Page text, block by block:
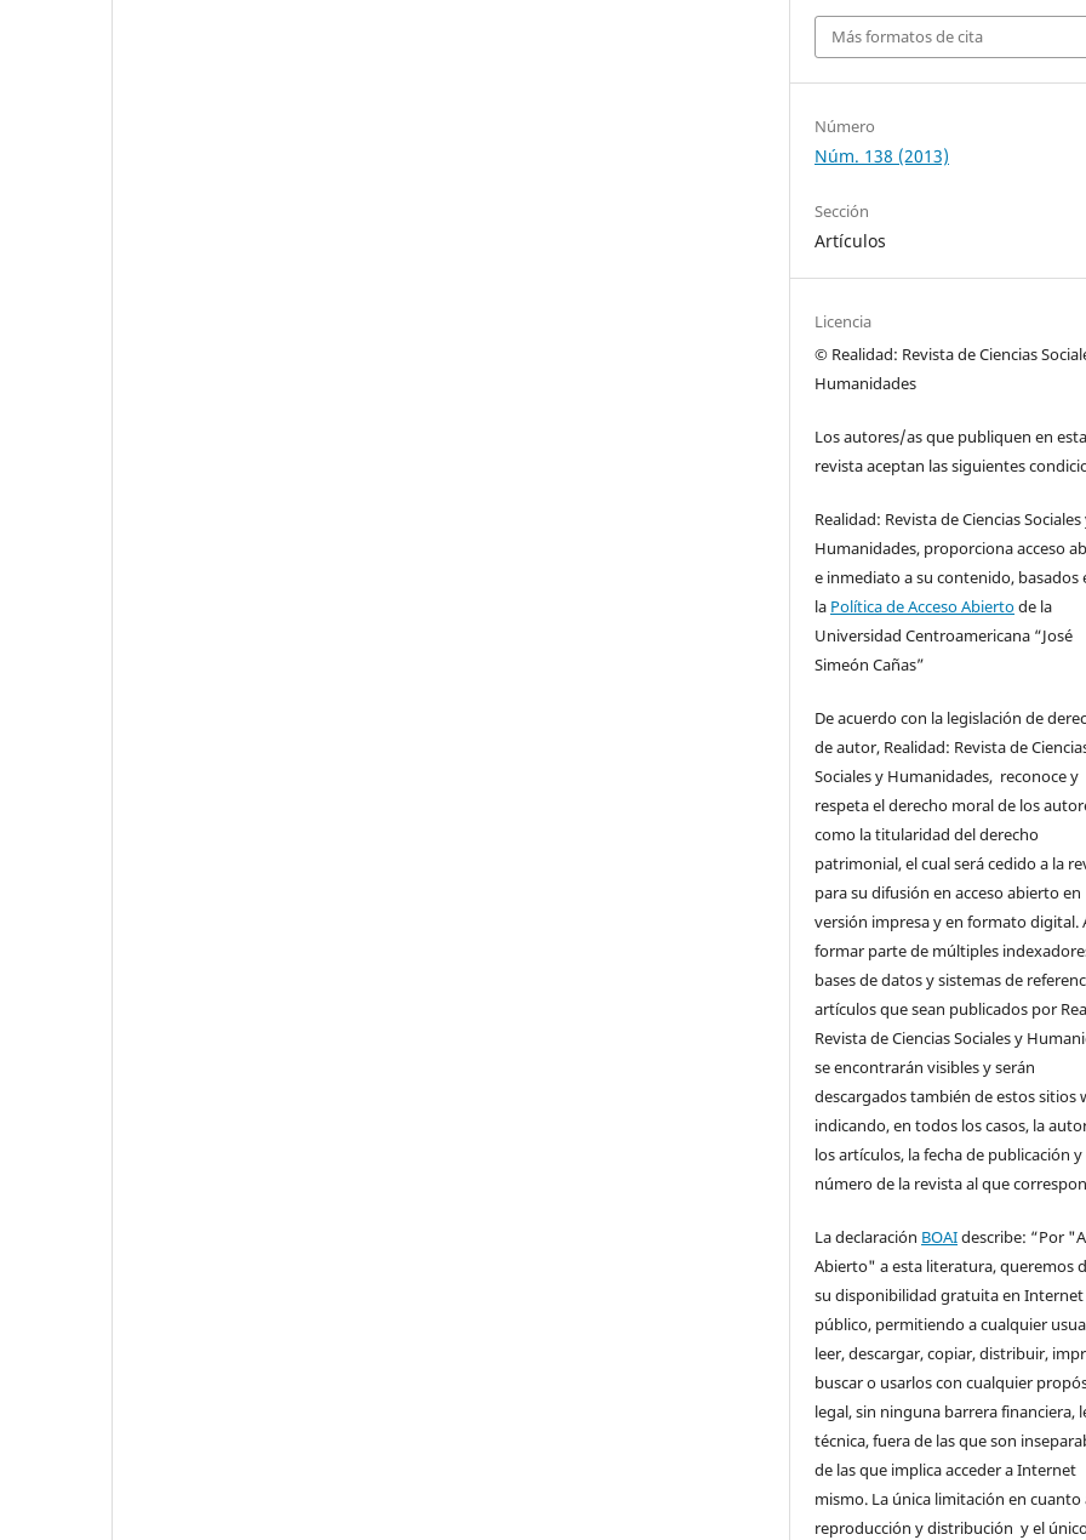
Más formatos de cita
Número
Núm. 138 (2013)
Sección
Artículos
Licencia
© Realidad: Revista de Ciencias
Humanidades
Los autores/as que publiquen en esta
revista aceptan las siguientes
Realidad: Revista de Ciencias Sociales
Humanidades, proporciona acceso
e inmediato a su contenido, basados
la Política de Acceso Abiertode la
Universidad Centroamericana “José
Simeón Cañas”
De acuerdo con la legislación de
de autor, Realidad: Revista de
Sociales y Humanidades, reconoce y
respeta el derecho moral de los
como la titularidad del derecho
patrimonial, el cual será cedido a la
para su difusión en acceso abierto en
versión impresa y en formato digital.
formar parte de múltiples
bases de datos y sistemas de
artículos que sean publicados por
Revista de Ciencias Sociales y
se encontrarán visibles y serán
descargados también de estos sitios
indicando, en todos los casos, la
los artículos, la fecha de publicación y
número de la revista al que
La declaración BOAIdescribe: “Por
Abierto" a esta literatura, queremos
su disponibilidad gratuita en Internet
público, permitiendo a cualquier
leer, descargar, copiar, distribuir,
buscar o usarlos con cualquier
legal, sin ninguna barrera financiera,
técnica, fuera de las que son
de las que implica acceder a Internet
mismo. La única limitación en cuanto
reproducción y distribución y el